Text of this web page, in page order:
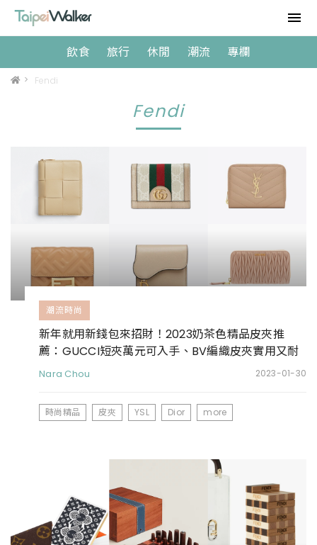
飲食 旅行 休閒 潮流 專欄
> Fendi
Fendi
潮流時尚
新年就用新錢包來招財！2023奶茶色精品皮夾推
薦：GUCCI短夾萬元可入手、BV編織皮夾實用又耐
看
Nara Chou 2023-01-30
時尚精品 皮夾 YSL Dior more